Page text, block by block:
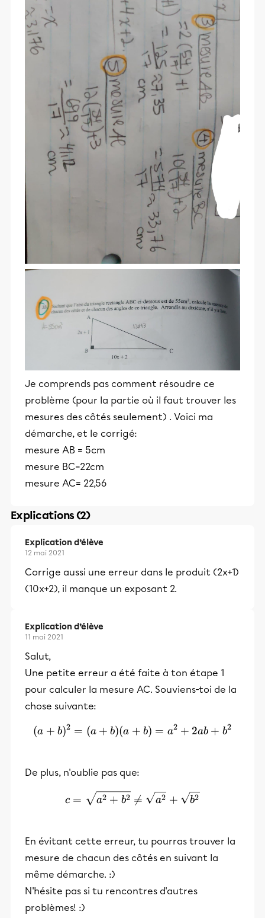
Je comprends pas comment résoudre ce
problème (pour la partie où il faut trouver les
mesures des côtés seulement) . Voici ma
démarche, et le corrigé:
mesure AB = 5cm
mesure BC=22cm
mesure AC= 22,56
Explications (2)
Explication d’élève
12 mai 2021
Corrige aussi une erreur dans le produit (2x+1)
(10x+2), il manque un exposant 2.
Explication d’élève
11 mai 2021
Salut,
Une petite erreur a été faite à ton étape 1
pour calculer la mesure AC. Souviens-toi de la
chose suivante:
(a+b)^2 = (a+b)(a+b) =
(a + b)2 = (a + b)(a + b) = a2 + 2ab + b2
De plus, n'oublie pas que:
c = \sqrt{a^2 + b^2}
c = a2 + b2 
= a2 + b2
En évitant cette erreur, tu pourras trouver la
mesure de chacun des côtés en suivant la
même démarche. :)
N'hésite pas si tu rencontres d'autres
problèmes! :)